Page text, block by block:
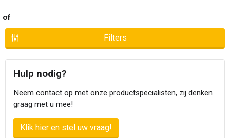
Navigatie overslaan
of
Filters
Hulp nodig?
Neem contact op met onze productspecialisten, zij denken
graag met u mee!
Klik hier en stel uw vraag!